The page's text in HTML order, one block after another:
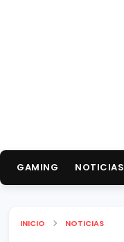
GAMING NOTICIAS
INICIO NOTICIAS